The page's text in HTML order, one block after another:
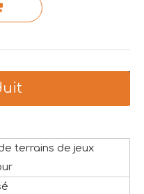
terrains de jeux